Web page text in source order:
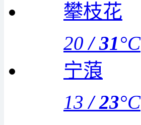
攀枝花
20 /31°C
宁蒗
13 /23°C